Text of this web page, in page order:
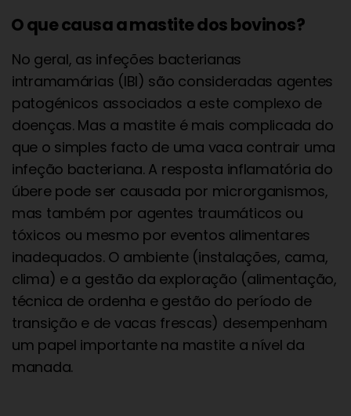
O que causa a mastite dos bovinos?
No geral, as infeções bacterianas
intramamárias (IBI) são consideradas agentes
patogénicos associados a este complexo de
doenças. Mas a mastite é mais complicada do
que o simples facto de uma vaca contrair uma
infeção bacteriana. A resposta inflamatória do
úbere pode ser causada por microrganismos,
mas também por agentes traumáticos ou
tóxicos ou mesmo por eventos alimentares
inadequados. O ambiente (instalações, cama,
clima) e a gestão da exploração (alimentação,
técnica de ordenha e gestão do período de
transição e de vacas frescas) desempenham
um papel importante na mastite a nível da
manada.